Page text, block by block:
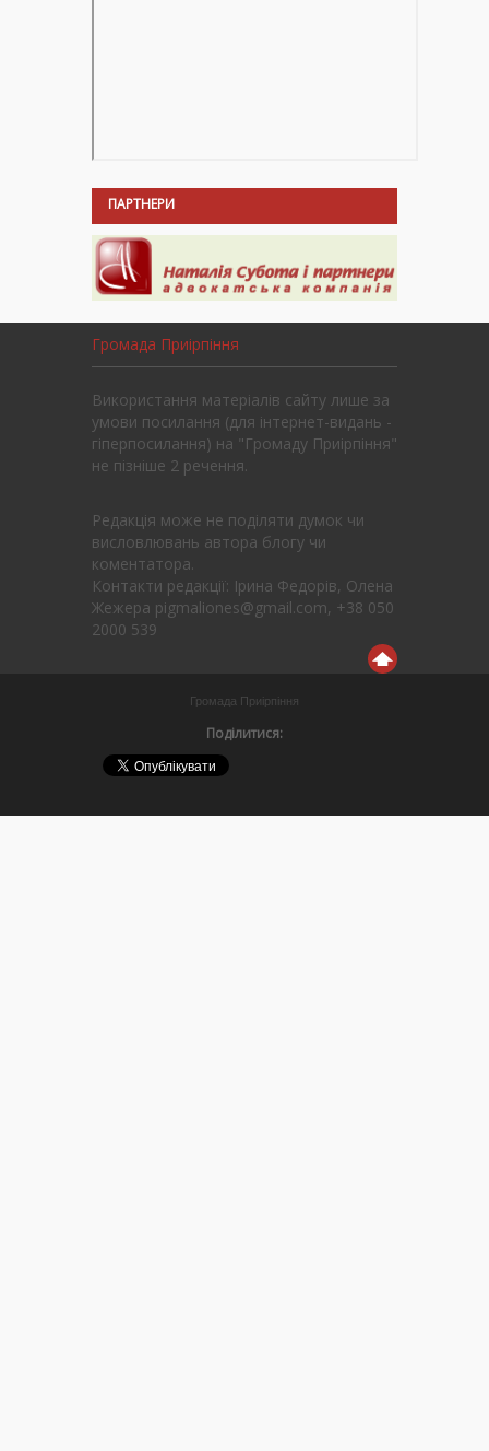
ПАРТНЕРИ
Громада Приірпіння
Використання матеріалів сайту лише за
умови посилання (для інтернет-видань -
гіперпосилання) на "Громаду Приірпіння"
не пізніше 2 речення.
Редакція може не поділяти думок чи
висловлювань автора блогу чи
коментатора.
Контакти редакції: Ірина Федорів, Олена
Жежера pigmaliones@gmail.com, +38 050
2000 539
Громада Приірпіння
Поділитися: